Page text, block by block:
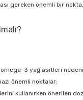
gereken önemli bir
omega-3 yağ asitleri
önemli noktalar:
kullanırken önerilen